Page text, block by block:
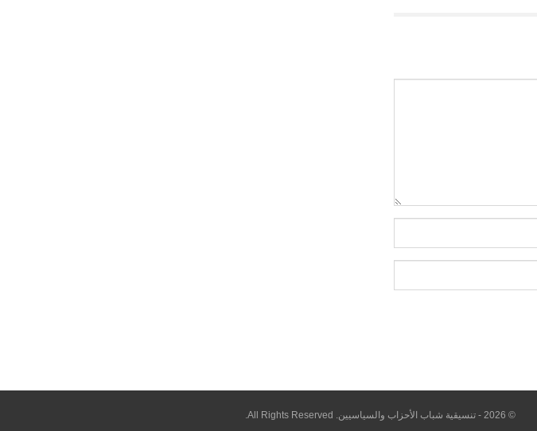
© 2026 - تنسيقية شباب الأحزاب والسياسيين. All Rights Reserved.